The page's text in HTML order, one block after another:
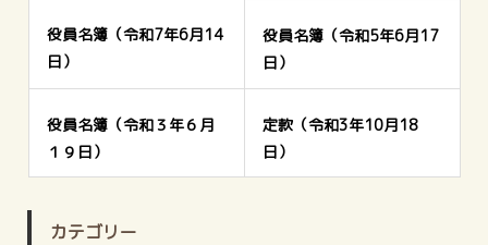
役員名簿（令和7年6月14
日）
役員名簿（令和5年6月17
日）
役員名簿（令和３年６月
１９日）
定款（令和3年10月18
日）
カテゴリー